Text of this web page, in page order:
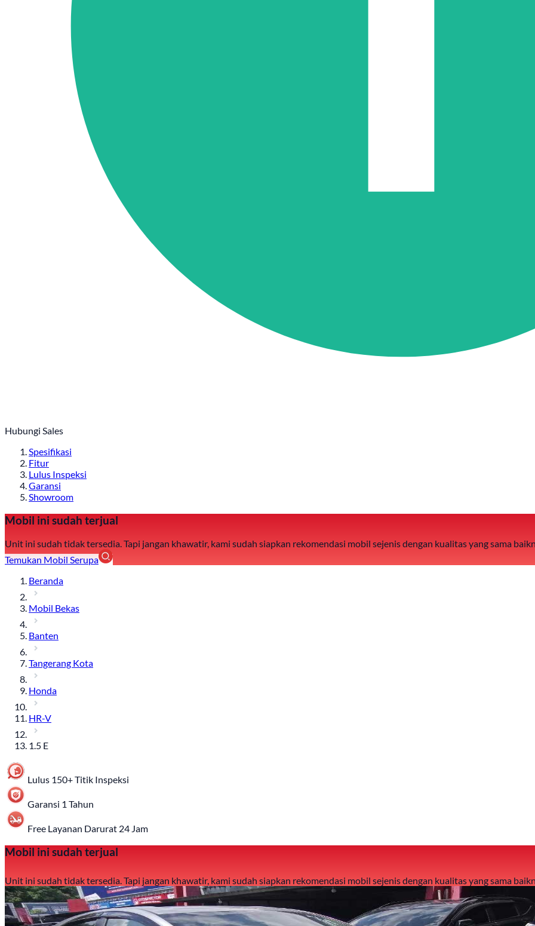
Hubungi Sales
Spesifikasi
Fitur
Lulus Inspeksi
Garansi
Showroom
Mobil ini sudah terjual
Unit ini sudah tidak tersedia. Tapi jangan khawatir, kami sudah siapkan rekomendasi mobil sejenis dengan kualitas yang sama
Temukan Mobil Serupa
Beranda
Mobil Bekas
Banten
Tangerang Kota
Honda
HR-V
1.5 E
Lulus 150+ Titik Inspeksi
Garansi 1 Tahun
Free Layanan Darurat 24 Jam
Mobil ini sudah terjual
Unit ini sudah tidak tersedia. Tapi jangan khawatir, kami sudah siapkan rekomendasi mobil sejenis dengan kualitas yang sama